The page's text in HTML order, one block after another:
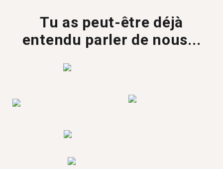
Tu as peut-être déjà
entendu parler de nous...